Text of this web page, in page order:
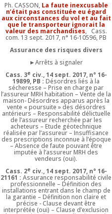
Ph. CASSON,La faute inexcusable
n’était pas constituée eu égard
aux circonstances du vol et au fait
que le transporteur ignorait la
valeur des marchandises, Cass.
com. 13 sept. 2017, n° 16-10596, PB
Assurance des risques divers
►Arrêts à signaler
Cass. 3e civ., 14 sept. 2017, n° 16-
19899, PB :Désordres liés à la
sécheresse – Prise en charge par
l’assureur MRH habitation – Vente de la
maison- Désordres apparus après la
vente « poursuite » des désordres
antérieurs – Responsabilité délictuelle
de l’assureur recherchée par les
acheteurs – Etude géotechnique
réalisée par l’assureur – Insuffisance
des prescriptions inconnue à l’époque
– Absence de faute pouvant être
imputée à l’assureur MRH des
vendeurs (oui).
Cass. 2e civ., 14 sept. 2017, n° 16-
21161 :Assurance responsabilité civile
professionnelle – Définition des
installations entrant dans le champ de
la garantie – Définition non claire et
précise - Clause devant être
interprétée (oui) – Clause d’exclusion